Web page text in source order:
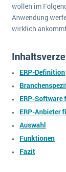
NGO
Immobilien
Services
Textil
Ein WMS
ERP-
Digitale
MEHR ÜBER
ERP News
wollen im
Anwendung
wirklich
ERP-Definition
ERP-
ERP-Anbieter
Auswahl
Funktionen
Fazit